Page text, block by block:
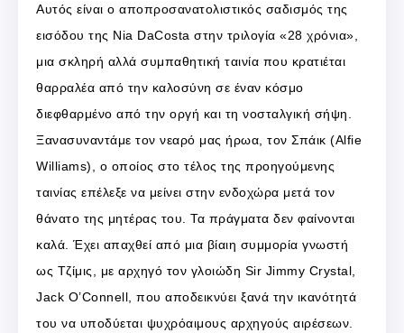
Αυτός είναι ο αποπροσανατολιστικός σαδισμός της
εισόδου της Nia DaCosta στην τριλογία «28 χρόνια»,
μια σκληρή αλλά συμπαθητική ταινία που κρατιέται
θαρραλέα από την καλοσύνη σε έναν κόσμο
διεφθαρμένο από την οργή και τη νοσταλγική σήψη.
Ξανασυναντάμε τον νεαρό μας ήρωα, τον Σπάικ (Alfie
Williams), ο οποίος στο τέλος της προηγούμενης
ταινίας επέλεξε να μείνει στην ενδοχώρα μετά τον
θάνατο της μητέρας του. Τα πράγματα δεν φαίνονται
καλά. Έχει απαχθεί από μια βίαιη συμμορία γνωστή
ως Τζίμις, με αρχηγό τον γλοιώδη Sir Jimmy Crystal,
Jack O’Connell, που αποδεικνύει ξανά την ικανότητά
του να υποδύεται ψυχρόαιμους αρχηγούς αιρέσεων.